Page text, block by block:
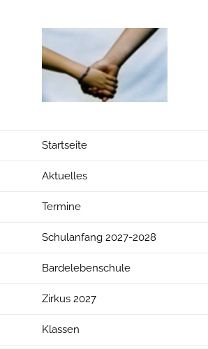
springen
Startseite
Aktuelles
Termine
Schulanfang 2027-2028
Bardelebenschule
Zirkus 2027
Klassen